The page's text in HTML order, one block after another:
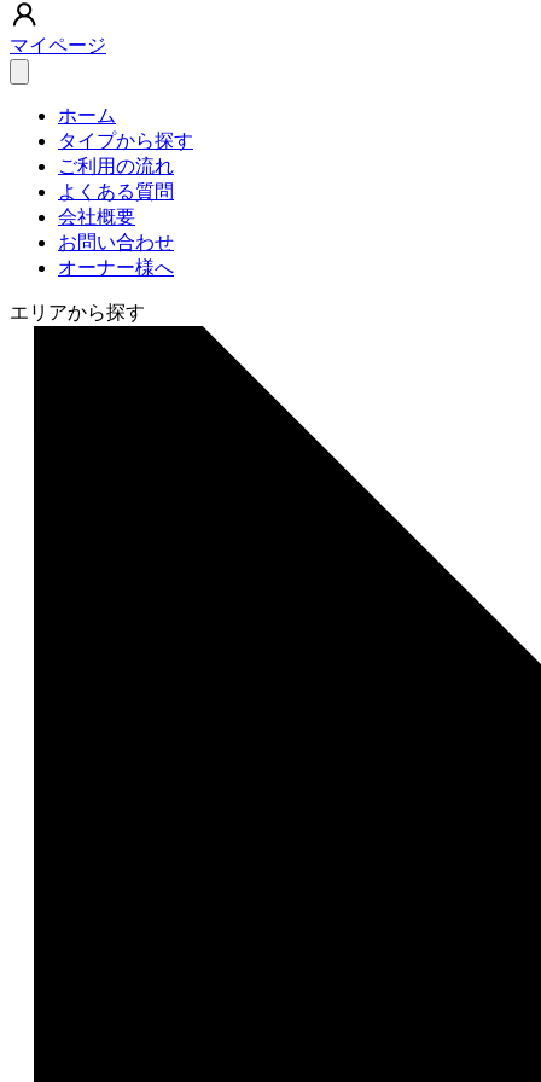
マイページ
ホーム
タイプから探す
ご利用の流れ
よくある質問
会社概要
お問い合わせ
オーナー様へ
エリアから探す